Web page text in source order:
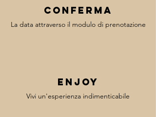
Conferma
La data attraverso il modulo di prenotazione
enjoy
Vivi un'esperienza indimenticabile